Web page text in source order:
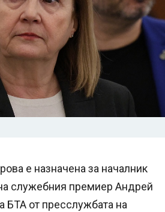
е назначена за началник
служебния премиер Андрей
БТА от пресслужбата на